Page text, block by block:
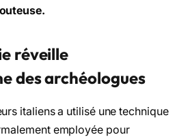
réveille
des archéologues
italiens a utilisé une technique
employée pour